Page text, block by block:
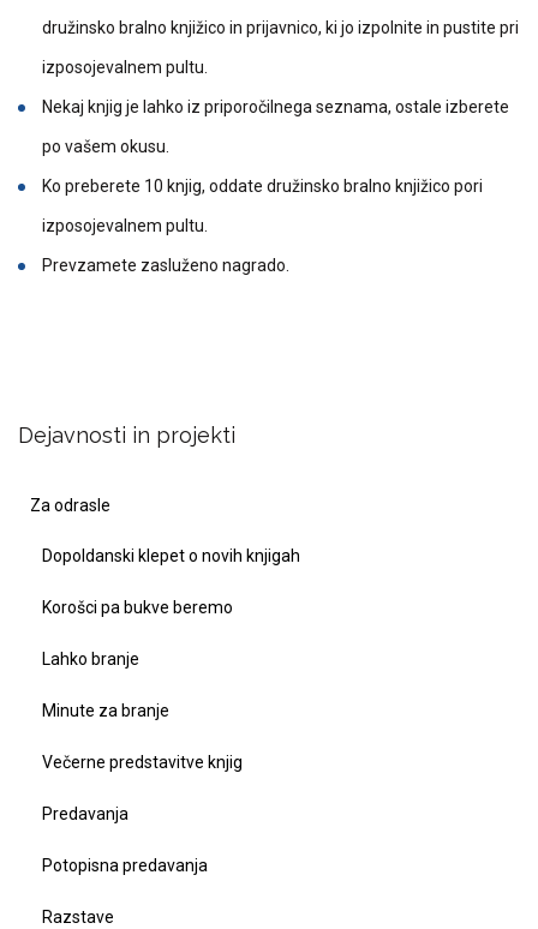
Dejavnosti in projekti
Za odrasle
Dopoldanski klepet o novih knjigah
Korošci pa bukve beremo
Lahko branje
Minute za branje
Večerne predstavitve knjig
Predavanja
Potopisna predavanja
Razstave
družinsko bralno knjižico in prijavnico, ki jo izpolnite in pustite pri
izposojevalnem pultu.
Nekaj knjig je lahko iz priporočilnega seznama, ostale izberete
po vašem okusu.
Ko preberete 10 knjig, oddate družinsko bralno knjižico pori
izposojevalnem pultu.
Prevzamete zasluženo nagrado.